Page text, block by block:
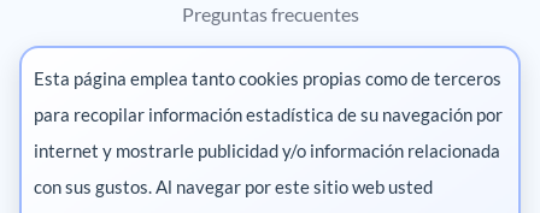
Preguntas frecuentes
Contáctanos
Marketing digital
Pharma
Esta página emplea tanto cookies propias como de terceros
para recopilar información estadística de su navegación por
internet y mostrarle publicidad y/o información relacionada
con sus gustos. Al navegar por este sitio web usted